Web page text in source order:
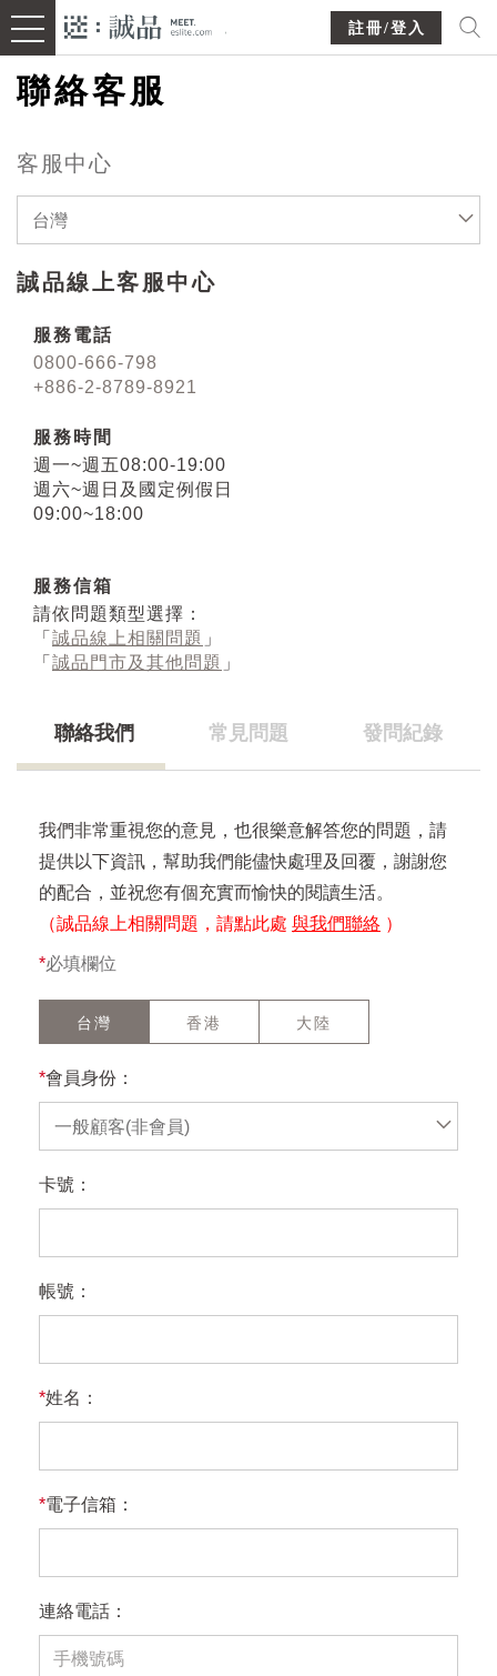
註冊/登入
聯絡客服
客服中心
台灣
誠品線上客服中心
服務電話
0800-666-798
+886-2-8789-8921
服務時間
週一~週五08:00-19:00
週六~週日及國定例假日
09:00~18:00
服務信箱
請依問題類型選擇：
「 誠品線上相關問題 」
「 誠品門市及其他問題 」
聯絡我們 常見問題 發問紀錄
我們非常重視您的意見，也很樂意解答您的問題，請
提供以下資訊，幫助我們能儘快處理及回覆，謝謝您
的配合，並祝您有個充實而愉快的閱讀生活。
（誠品線上相關問題，請點此處 與我們聯絡 ）
*必填欄位
台灣 香港 大陸
*會員身份：
一般顧客(非會員)
卡號：
帳號：
*姓名：
*電子信箱：
連絡電話：